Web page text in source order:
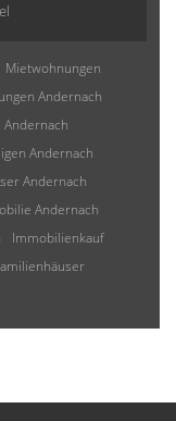
Mietwohnungen
Andernach
Andernach
Andernach
Andernach
Immobilienkauf